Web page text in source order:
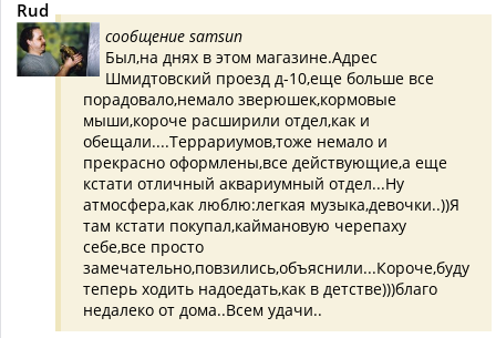
Rud
сообщение samsun
Был,на днях в этом магазине.Адрес
Шмидтовский проезд д-10,еще больше все
порадовало,немало зверюшек,кормовые
мыши,короче расширили отдел,как и
обещали....Террариумов,тоже немало и
прекрасно оформлены,все действующие,а еще
кстати отличный аквариумный отдел...Ну
атмосфера,как люблю:легкая музыка,девочки..))Я
там кстати покупал,каймановую черепаху
себе,все просто
замечательно,повзились,объяснили...Короче,буду
теперь ходить надоедать,как в детстве)))благо
недалеко от дома..Всем удачи..